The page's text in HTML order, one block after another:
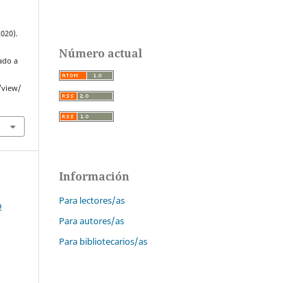
a
Número actual
Información
Para lectores/as
Para autores/as
Para bibliotecarios/as